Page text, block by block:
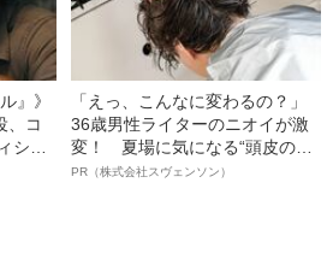
』》
、コ
シャ
した
「えっ、こんなに変わるの？」
36歳男性ライターのニオイが激
変！ 夏場に気になる“頭皮のニ
オイ”や“ベタつき”を解消す
PR（株式会社スヴェンソン）